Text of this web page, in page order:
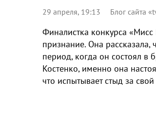
29 апреля, 19:13 Блог сайта
Финалистка конкурса
признание. Она
период, когда он состоял в
Костенко, именно она
что испытывает стыд за